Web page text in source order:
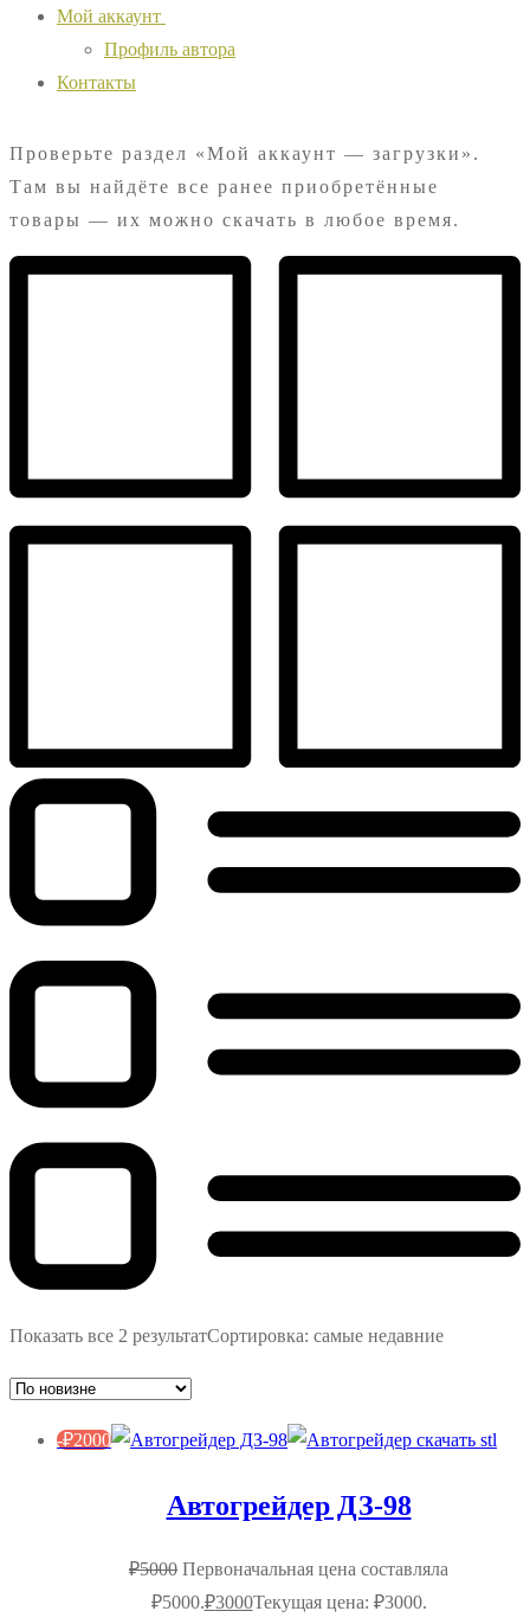
Мой аккаунт
Профиль автора
Контакты
Проверьте раздел «Мой аккаунт — загрузки».
Там вы найдёте все ранее приобретённые
товары — их можно скачать в любое время.
Показать все 2 результатСортировка: самые недавние
-₽2000
Автогрейдер ДЗ-98
₽5000 Первоначальная цена составляла
₽5000.₽3000Текущая цена: ₽3000.